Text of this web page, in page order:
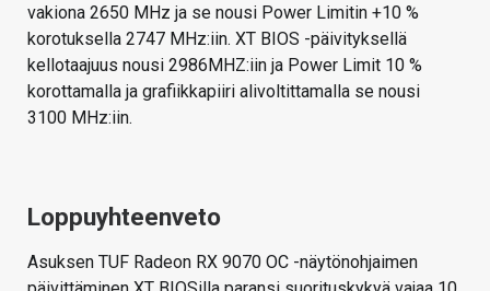
vakiona 2650 MHz ja se nousi Power Limitin +10 %
korotuksella 2747 MHz:iin. XT BIOS -päivityksellä
kellotaajuus nousi 2986MHZ:iin ja Power Limit 10 %
korottamalla ja grafiikkapiiri alivoltittamalla se nousi
3100 MHz:iin.
Loppuyhteenveto
Asuksen TUF Radeon RX 9070 OC -näytönohjaimen